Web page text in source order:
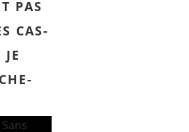
PAS
CAS-